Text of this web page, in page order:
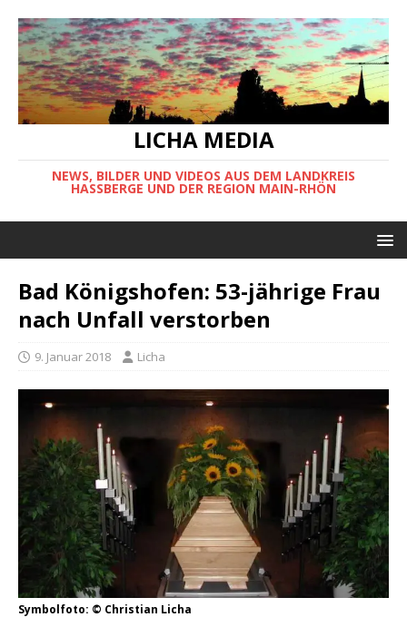
LICHA MEDIA
NEWS, BILDER UND VIDEOS AUS DEM LANDKREIS
HASSBERGE UND DER REGION MAIN-RHÖN
Bad Königshofen: 53-jährige Frau
nach Unfall verstorben
9. Januar 2018 Licha
Symbolfoto: © Christian Licha